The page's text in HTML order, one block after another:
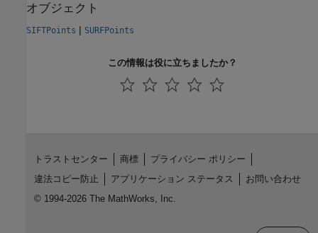
オブジェクト
SIFTPoints | SURFPoints
この情報は役に立ちましたか？
トラストセンター 商標
プライバシー ポリシー
違法コピー防止
アプリケーション ステータス
お問い合わせ
© 1994-2026 The MathWorks, Inc.